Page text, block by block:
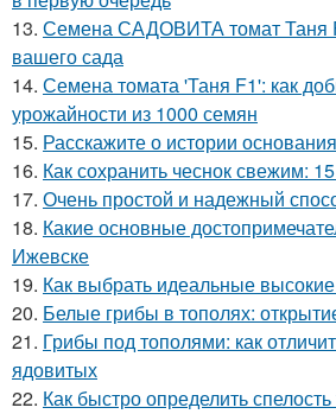
13. Семена САДОВИТА томат Таня
вашего сада
14. Семена томата 'Таня F1': как
урожайности из 1000 семян
15. Расскажите о истории
16. Как сохранить чеснок свежим:
17. Очень простой и надежный
18. Какие основные
Ижевске
19. Как выбрать идеальные
20. Белые грибы в тополях:
21. Грибы под тополями: как
ядовитых
22. Как быстро определить